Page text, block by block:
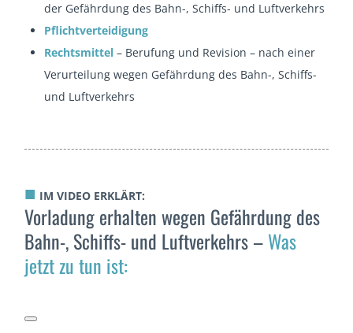
der Gefährdung des Bahn-, Schiffs- und Luftverkehrs
Pflichtverteidigung
Rechtsmittel – Berufung und Revision – nach einer
Verurteilung wegen Gefährdung des Bahn-, Schiffs-
und Luftverkehrs
■ IM VIDEO ERKLÄRT:
Vorladung erhalten wegen Gefährdung des
Bahn-, Schiffs- und Luftverkehrs –Was
jetzt zu tun ist: